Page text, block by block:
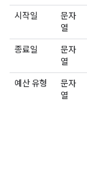
시작일
문자
열
종료일
문자
열
예산 유형
문자
열